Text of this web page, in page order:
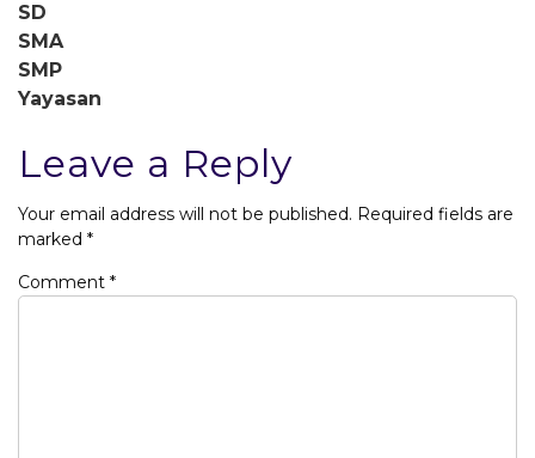
SD
SMA
SMP
Yayasan
Leave a Reply
Your email address will not be published. Required fields are
marked *
Comment *